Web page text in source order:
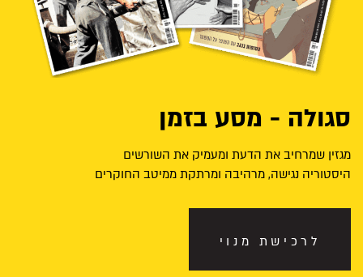
סגולה - מסע בזמן
מגזין שמרחיב את הדעת ומעמיק את השורשים
היסטוריה נגישה, מרהיבה ומרתקת ממיטב החוקרים
לרכישת מנוי